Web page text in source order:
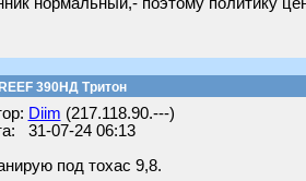
390НД Тритон
Diim (217.118.90.---)
31-07-24 06:13
под тохас 9,8.